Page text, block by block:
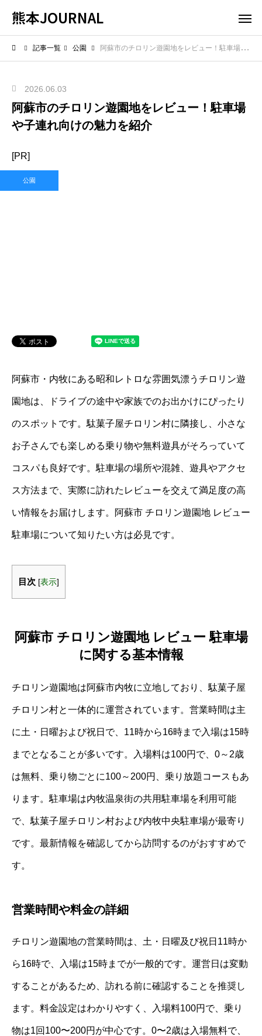
熊本JOURNAL
記事一覧 公園 阿蘇市のチロリン遊園地をレビュー！駐車場や子連れ向けの魅力を紹介
2026.06.03
阿蘇市のチロリン遊園地をレビュー！駐車場
や子連れ向けの魅力を紹介
[PR]
公園
阿蘇市・内牧にある昭和レトロな雰囲気漂うチロリン遊
園地は、ドライブの途中や家族でのお出かけにぴったり
のスポットです。駄菓子屋チロリン村に隣接し、小さな
お子さんでも楽しめる乗り物や無料遊具がそろっていて
コスパも良好です。駐車場の場所や混雑、遊具やアクセ
ス方法まで、実際に訪れたレビューを交えて満足度の高
い情報をお届けします。阿蘇市 チロリン遊園地 レビュー
駐車場について知りたい方は必見です。
目次 [表示]
阿蘇市 チロリン遊園地 レビュー 駐車場
に関する基本情報
チロリン遊園地は阿蘇市内牧に立地しており、駄菓子屋
チロリン村と一体的に運営されています。営業時間は主
に土・日曜および祝日で、11時から16時まで入場は15時
までとなることが多いです。入場料は100円で、0～2歳
は無料、乗り物ごとに100～200円、乗り放題コースもあ
ります。駐車場は内牧温泉街の共用駐車場を利用可能
で、駄菓子屋チロリン村および内牧中央駐車場が最寄り
です。最新情報を確認してから訪問するのがおすすめで
す。
営業時間や料金の詳細
チロリン遊園地の営業時間は、土・日曜及び祝日11時か
ら16時で、入場は15時までが一般的です。運営日は変動
することがあるため、訪れる前に確認することを推奨し
ます。料金設定はわかりやすく、入場料100円で、乗り
物は1回100〜200円が中心です。0〜2歳は入場無料で、